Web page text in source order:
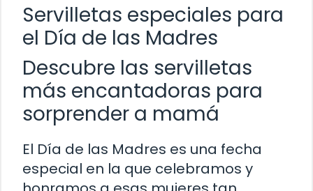
Servilletas especiales para
el Día de las Madres
Descubre las servilletas
más encantadoras para
sorprender a mamá
El Día de las Madres es una fecha
especial en la que celebramos y